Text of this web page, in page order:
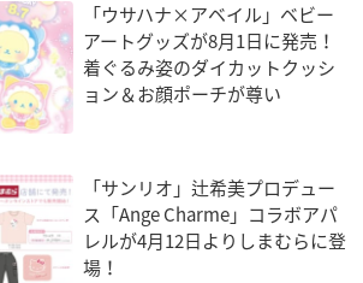
「ウサハナ×アベイル」ベビー
アートグッズが8月1日に発売！
着ぐるみ姿のダイカットクッシ
ョン＆お顔ポーチが尊い
「サンリオ」辻希美プロデュー
ス「Ange Charme」コラボアパ
レルが4月12日よりしまむらに登
場！